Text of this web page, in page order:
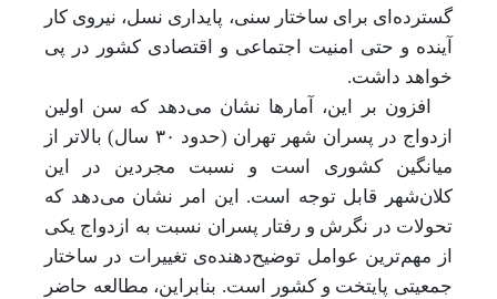
گسترده‌ای برای ساختار سنی، پایداری نسل، نیروی کار
آینده و حتی امنیت اجتماعی و اقتصادی کشور در پی
خواهد داشت.
افزون بر این، آمارها نشان می‌دهد که سن اولین
ازدواج در پسران شهر تهران (حدود ۳۰ سال) بالاتر از
میانگین کشوری است و نسبت مجردین در این
کلان‌شهر قابل توجه است. این امر نشان می‌دهد که
تحولات در نگرش و رفتار پسران نسبت به ازدواج یکی
از مهم‌ترین عوامل توضیح‌دهنده‌ی تغییرات در ساختار
جمعیتی پایتخت و کشور است. بنابراین، مطالعه حاضر